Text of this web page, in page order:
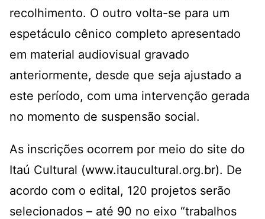
recolhimento. O outro volta-se para um
espetáculo cênico completo apresentado
em material audiovisual gravado
anteriormente, desde que seja ajustado a
este período, com uma intervenção gerada
no momento de suspensão social.
As inscrições ocorrem por meio do site do
Itaú Cultural (www.itaucultural.org.br). De
acordo com o edital, 120 projetos serão
selecionados – até 90 no eixo “trabalhos